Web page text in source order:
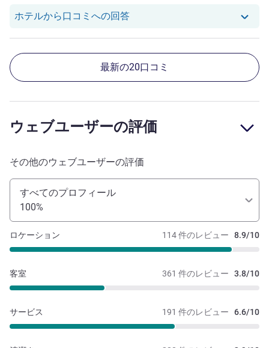
ホテルから口コミへの回答null さんのレビューへのホテル
最新の20口コミ
ウェブユーザーの評価
その他のウェブユーザーの評価
すべてのプロフィール
100%
114 件のレビュー 8.9/10
ロケーション
361 件のレビュー 3.8/10
客室
191 件のレビュー 6.6/10
サービス